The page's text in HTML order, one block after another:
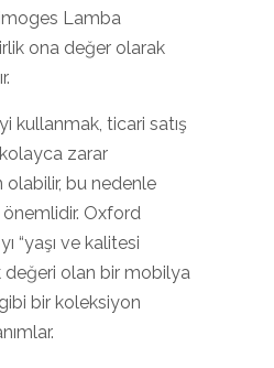
Lamba
ona değer olarak
kullanmak, ticari satış
zarar
bu nedenle
Oxford
“yaşı ve kalitesi
değeri olan bir mobilya
bir koleksiyon